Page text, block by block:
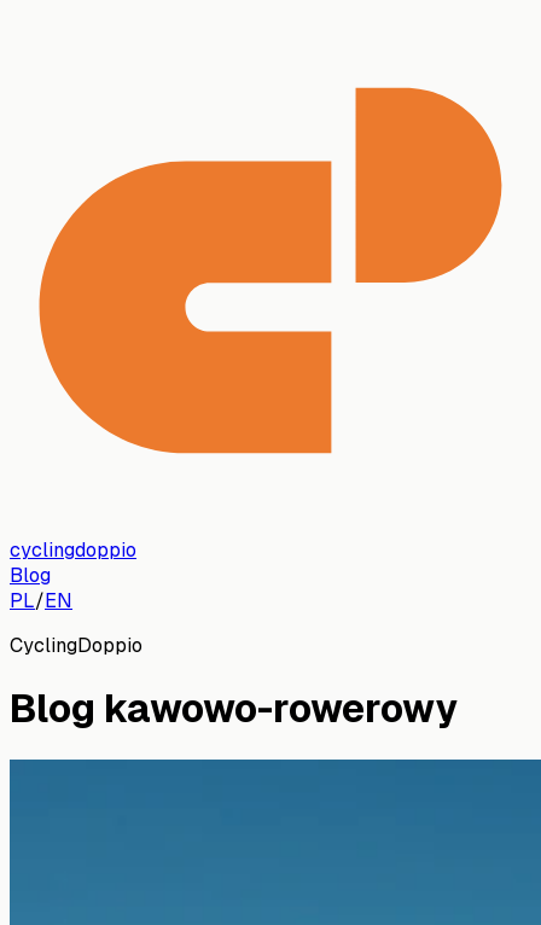
cyclingdoppio
Blog
PL/EN
CyclingDoppio
Blog kawowo-rowerowy